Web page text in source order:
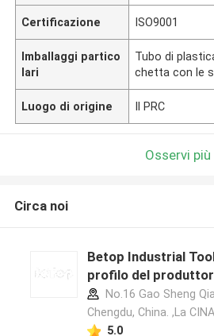
Certificazione ISO9001
Imballaggi partico
lari
Tubo di
chetta con le
Luogo di origine Il PRC
Osservi più
Circa noi
Betop Industrial
profilo del
No.16 Gao Sheng
Chengdu, China. ,La CINA
5.0